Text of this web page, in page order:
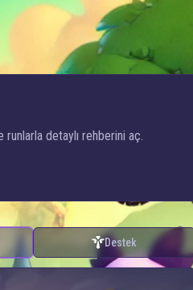
detaylı rehberini aç.
Destek